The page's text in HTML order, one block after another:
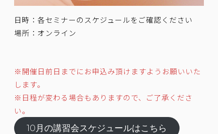
日時：各セミナーのスケジュールをご確認ください
場所：オンライン
※開催日前日までにお申込み頂けますようお願いいた
します。
※日程が変わる場合もありますので、ご了承くださ
い。
10月の講習会スケジュールはこちら